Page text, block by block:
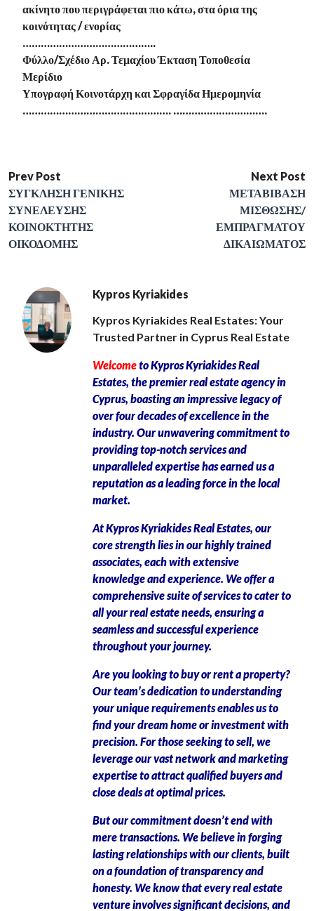
ακίνητο που περιγράφεται πιο κάτω, στα όρια της
κοινότητας / ενορίας
……………………………………..
Φύλλο/Σχέδιο Αρ. Τεμαχίου Έκταση Τοποθεσία
Μερίδιο
Υπογραφή Κοινοτάρχη και Σφραγίδα Ημερομηνία
…………………………………………. ………………………….
Prev Post
ΣΥΓΚΛΗΣΗ ΓΕΝΙΚΗΣ
ΣΥΝΕΛΕΥΣΗΣ
ΚΟΙΝΟΚΤΗΤΗΣ
ΟΙΚΟΔΟΜΗΣ
Next Post
ΜΕΤΑΒΙΒΑΣΗ
ΜΙΣΘΩΣΗΣ/
ΕΜΠΡΑΓΜΑΤΟΥ
ΔΙΚΑΙΩΜΑΤΟΣ
Kypros Kyriakides
Kypros Kyriakides Real Estates: Your
Trusted Partner in Cyprus Real Estate
Welcometo Kypros Kyriakides Real
Estates, the premier real estate agency in
Cyprus, boasting an impressive legacy of
over four decades of excellence in the
industry. Our unwavering commitment to
providing top-notch services and
unparalleled expertise has earned us a
reputation as a leading force in the local
market.
At Kypros Kyriakides Real Estates, our
core strength lies in our highly trained
associates, each with extensive
knowledge and experience. We offer a
comprehensive suite of services to cater to
all your real estate needs, ensuring a
seamless and successful experience
throughout your journey.
Are you looking to buy or rent a property?
Our team’s dedication to understanding
your unique requirements enables us to
find your dream home or investment with
precision. For those seeking to sell, we
leverage our vast network and marketing
expertise to attract qualified buyers and
close deals at optimal prices.
But our commitment doesn’t end with
mere transactions. We believe in forging
lasting relationships with our clients, built
on a foundation of transparency and
honesty. We know that every real estate
venture involves significant decisions, and